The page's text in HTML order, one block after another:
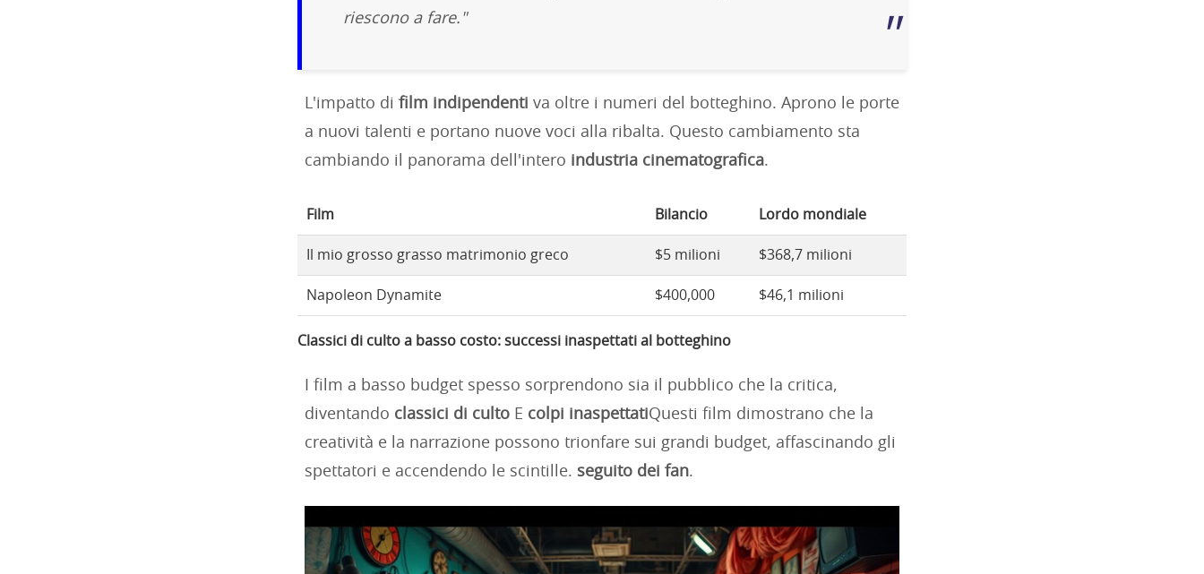
riescono a fare."
L'impatto di film indipendenti va oltre i numeri del botteghino. Aprono le porte
a nuovi talenti e portano nuove voci alla ribalta. Questo cambiamento sta
cambiando il panorama dell'intero industria cinematografica.
Film Bilancio Lordo mondiale
Il mio grosso grasso matrimonio greco $5 milioni $368,7 milioni
Napoleon Dynamite $400,000 $46,1 milioni
Classici di culto a basso costo: successi inaspettati al botteghino
I film a basso budget spesso sorprendono sia il pubblico che la critica,
diventando classici di culto E colpi inaspettatiQuesti film dimostrano che la
creatività e la narrazione possono trionfare sui grandi budget, affascinando gli
spettatori e accendendo le scintille. seguito dei fan.